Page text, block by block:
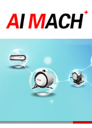
网
站
首
页
简